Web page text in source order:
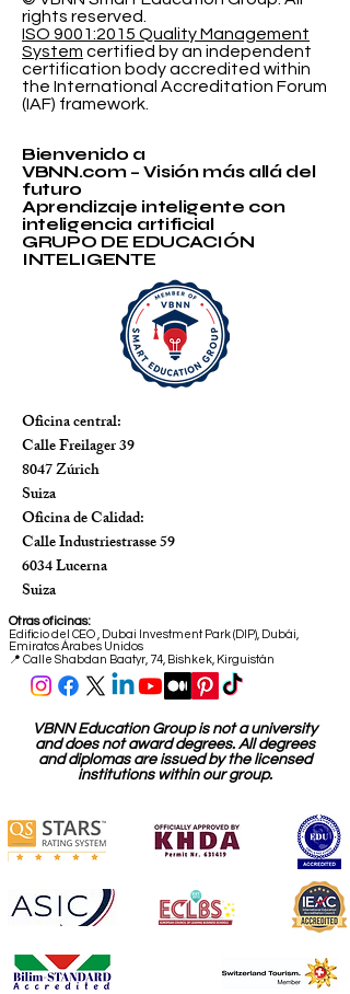
rights reserved.
ISO 9001:2015 Quality Management
System certified by an independent
certification body accredited within
the International Accreditation Forum
(IAF) framework.
Bienvenido a
VBNN.com – Visión más allá del
futuro
Aprendizaje inteligente con
inteligencia artificial
GRUPO DE EDUCACIÓN
INTELIGENTE
Oficina central:
Calle Freilager 39
8047 Zúrich
Suiza
Oficina de Calidad:
Calle Industriestrasse 59
6034 Lucerna
Suiza
Otras oficinas:
Edificio del CEO
Dubai Investment Park (DIP), Dubái,
Emiratos Árabes Unidos
📍 Calle Shabdan Baatyr, 74, Bishkek, Kirguistán
VBNN Education Group is not a university
and does not award degrees. All degrees
and diplomas are issued by the licensed
institutions within our group.